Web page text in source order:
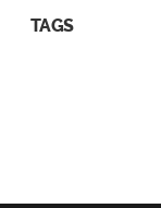
TAGS